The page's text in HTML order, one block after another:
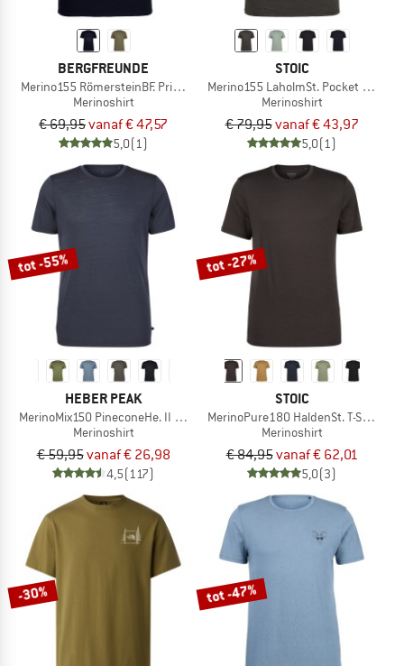
BERGFREUNDE
Merino155 RömersteinBF. Print Tee
Merinoshirt
€ 69,95vanaf € 47,57
5,0(1)
STOIC
Merino155 LaholmSt. Pocket T-Shirt
Merinoshirt
€ 79,95vanaf € 43,97
5,0(1)
tot -55%
HEBER PEAK
MerinoMix150 PineconeHe. II T-Shirt
Merinoshirt
€ 59,95vanaf € 26,98
4,5(117)
tot -27%
STOIC
MerinoPure180 HaldenSt. T-Shirt
Merinoshirt
€ 84,95vanaf € 62,01
5,0(3)
-30% tot -47%